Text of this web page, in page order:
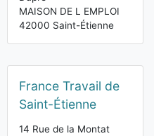
MAISON DE L EMPLOI
42000 Saint-Étienne
France Travail de
Saint-Étienne
14 Rue de la Montat